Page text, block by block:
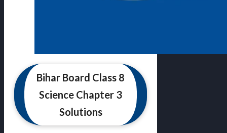
Bihar Board Class 8
Science Chapter 3
Solutions